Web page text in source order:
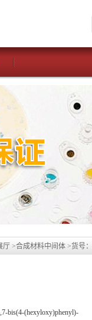
厅 >合成材料中间体 >货号
bis(4-(hexyloxy)phenyl)-